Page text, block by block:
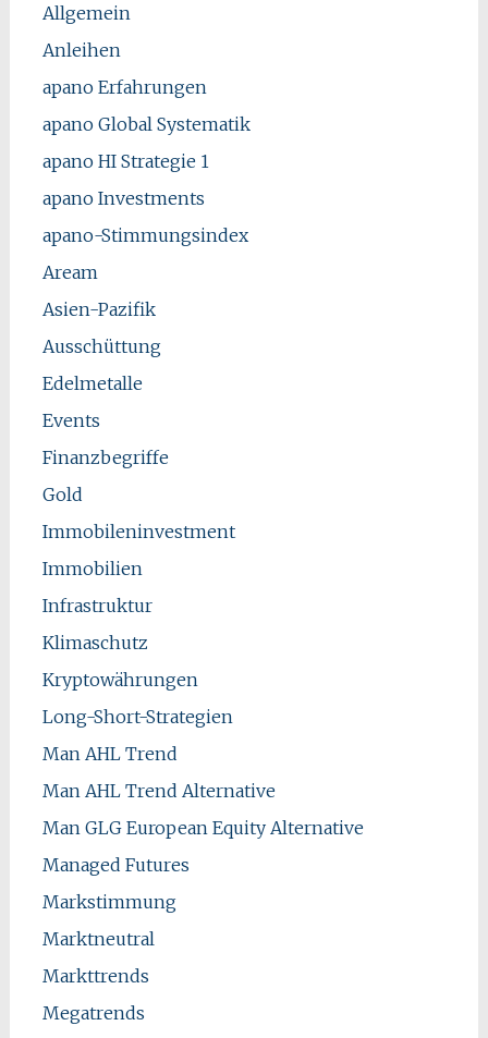
Allgemein
Anleihen
apano Erfahrungen
apano Global Systematik
apano HI Strategie 1
apano Investments
apano-Stimmungsindex
Aream
Asien-Pazifik
Ausschüttung
Edelmetalle
Events
Finanzbegriffe
Gold
Immobileninvestment
Immobilien
Infrastruktur
Klimaschutz
Kryptowährungen
Long-Short-Strategien
Man AHL Trend
Man AHL Trend Alternative
Man GLG European Equity Alternative
Managed Futures
Markstimmung
Marktneutral
Markttrends
Megatrends